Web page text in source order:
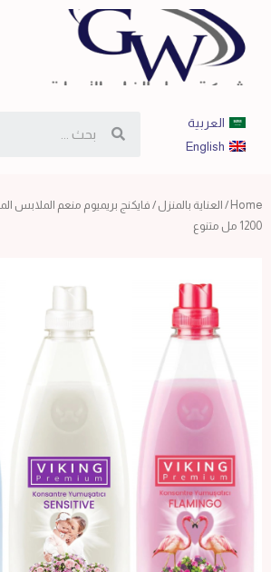
العربية
English
Home
/ العناية بالمنزل
1200 مل متنوع